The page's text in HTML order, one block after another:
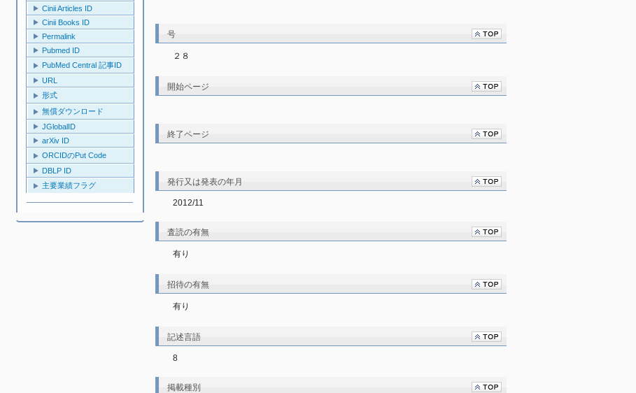
Cinii Articles ID
Cinii Books ID
Permalink
Pubmed ID
PubMed Central 記事ID
URL
形式
無償ダウンロード
JGlobalID
arXiv ID
ORCIDのPut Code
DBLP ID
主要業績フラグ
号
２８
開始ページ
終了ページ
発行又は発表の年月
2012/11
査読の有無
有り
招待の有無
有り
記述言語
8
掲載種別